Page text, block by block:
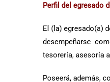
Perfil del egresado
El (la) egresado(a)
desempeñarse
tesorería, asesoría
Poseerá, además,